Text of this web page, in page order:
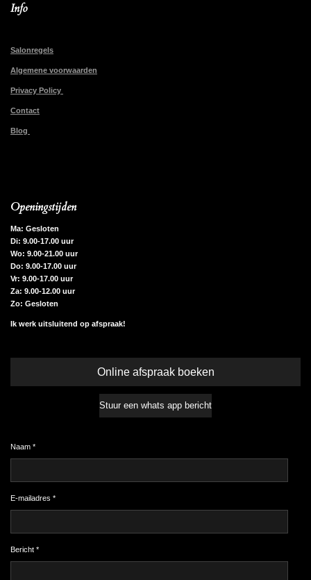
Info
Salonregels
Algemene voorwaarden
Privacy Policy
Contact
Blog
Openingstijden
Ma: Gesloten
Di: 9.00-17.00 uur
Wo: 9.00-21.00 uur
Do: 9.00-17.00 uur
Vr: 9.00-17.00 uur
Za: 9.00-12.00 uur
Zo: Gesloten
Ik werk uitsluitend op afspraak!
Online afspraak boeken
Stuur een whats app bericht
Naam *
E-mailadres *
Bericht *